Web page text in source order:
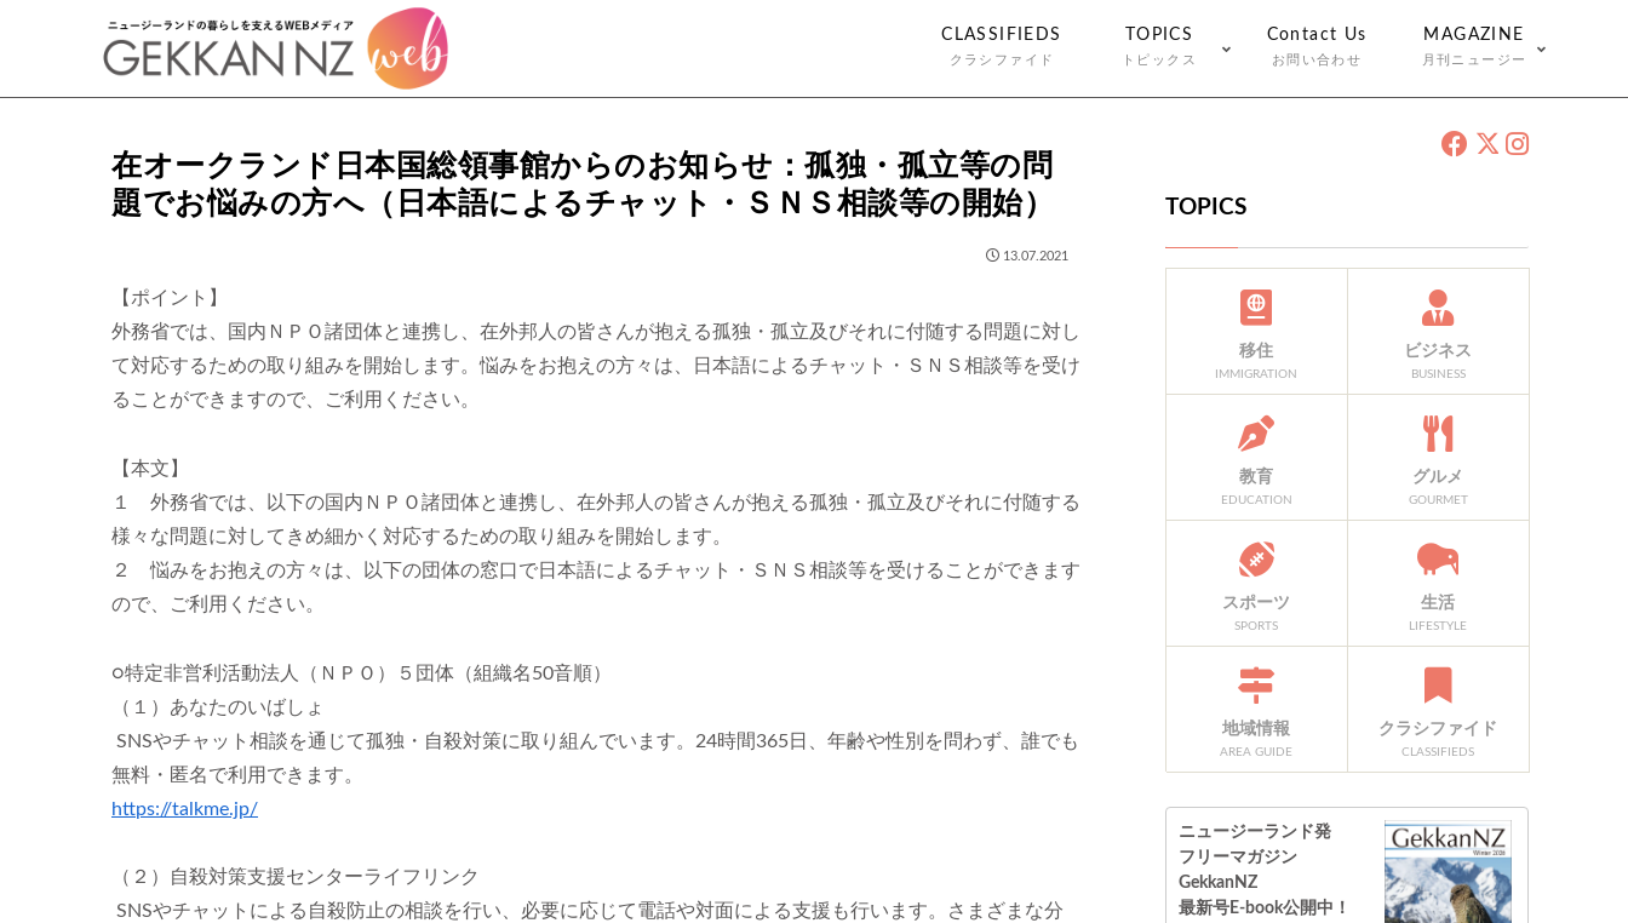
CLASSIFIEDS
クラシファイド
TOPICS
トピックス
Contact Us
お問い合わせ
MAGAZINE
月刊ニュージー
在オークランド日本国総領事館からのお知らせ：孤独・孤立等の問
題でお悩みの方へ（日本語によるチャット・ＳＮＳ相談等の開始）
13.07.2021
【ポイント】
外務省では、国内ＮＰＯ諸団体と連携し、在外邦人の皆さんが抱える孤独・孤立及びそれに付随する問題に対し
て対応するための取り組みを開始します。悩みをお抱えの方々は、日本語によるチャット・ＳＮＳ相談等を受け
ることができますので、ご利用ください。
【本文】
１ 外務省では、以下の国内ＮＰＯ諸団体と連携し、在外邦人の皆さんが抱える孤独・孤立及びそれに付随する
様々な問題に対してきめ細かく対応するための取り組みを開始します。
２ 悩みをお抱えの方々は、以下の団体の窓口で日本語によるチャット・ＳＮＳ相談等を受けることができます
ので、ご利用ください。
○特定非営利活動法人（ＮＰＯ）５団体（組織名50音順）
（１）あなたのいばしょ
SNSやチャット相談を通じて孤独・自殺対策に取り組んでいます。24時間365日、年齢や性別を問わず、誰でも
無料・匿名で利用できます。
https://talkme.jp/
（２）自殺対策支援センターライフリンク
SNSやチャットによる自殺防止の相談を行い、必要に応じて電話や対面による支援も行います。さまざまな分
TOPICS
移住
IMMIGRATION
ビジネス
BUSINESS
教育
EDUCATION
グルメ
GOURMET
スポーツ
SPORTS
生活
LIFESTYLE
地域情報
AREA GUIDE
クラシファイド
CLASSIFIEDS
ニュージーランド発
フリーマガジン
GekkanNZ
最新号E-book公開中！